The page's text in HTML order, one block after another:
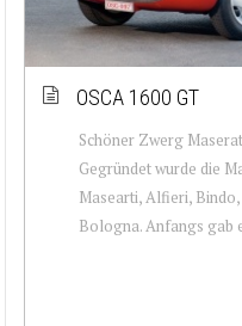
OSCA 1600 GT
Schöner Zwerg
Gegründet wurde die
Masearti, Alfieri,
Bologna. Anfangs gab